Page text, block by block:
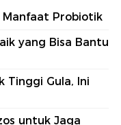
Manfaat Probiotik
yang Bisa Bantu
Tinggi Gula, Ini
untuk Jaga